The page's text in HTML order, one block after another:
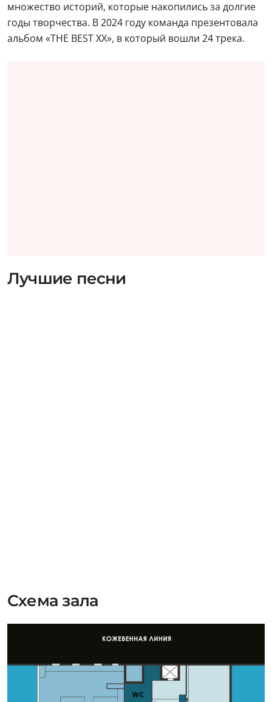
множество историй, которые накопились за долгие
годы творчества. В 2024 году команда презентовала
альбом «THE BEST XX», в который вошли 24 трека.
Лучшие песни
Схема зала